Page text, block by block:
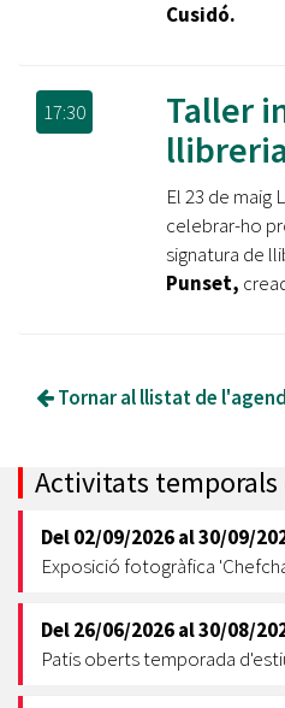
Cusidó.
17:30
Taller
El 23 de maig
celebrar-ho
signatura de
Punset,
Tornar al llistat de
Activitats temporals
Del02/09/2026al30/09/
Exposició fotogràfica
Del26/06/2026al30/08/
Patis oberts temporada